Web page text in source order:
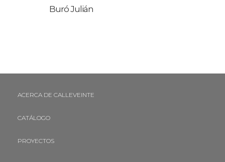
Buró Julián
ACERCA DE CALLEVEINTE
CATÁLOGO
PROYECTOS